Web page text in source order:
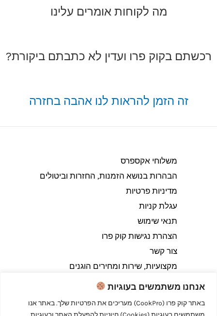
אנחנו משתמשים בעוגיות
באתר קוק פרו (CookPro) מעריכים את הפרטיות שלך. באתר אנו
מה לקוחות אומרים עלינו
רכשתם בקוק פרו ועדין לא כתבתם ביקורת?
זה הזמן להראות לנו אהבה בחזרה
משלוחי אקספרס
הבהרות בנושא הזמנות, החזרות וביטולים​
מדיניות פרטיות
עגלת קניות
תנאי שימוש
הצהרת נגישות קוק פרו
צור קשר
מקצועיות, שירות ומחירים הוגנים